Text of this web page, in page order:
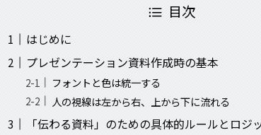
目次
はじめに
プレゼンテーション資料作成時の基本
フォントと色は統一する
人の視線は左から右、上から下に流れる
「伝わる資料」のための具体的ルールとロジ